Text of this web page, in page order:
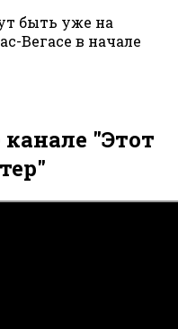
быть уже на
Вегасе в начале
"Этот